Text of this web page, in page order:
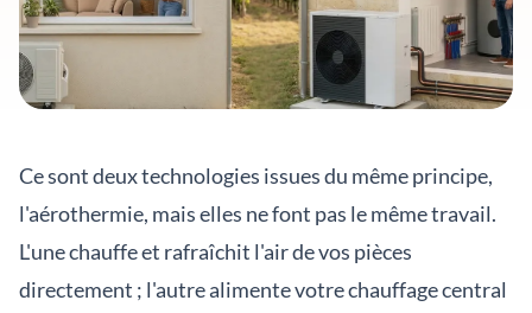
Ce sont deux technologies issues du même principe,
l'aérothermie, mais elles ne font pas le même travail.
L'une chauffe et rafraîchit l'air de vos pièces
directement ; l'autre alimente votre chauffage central